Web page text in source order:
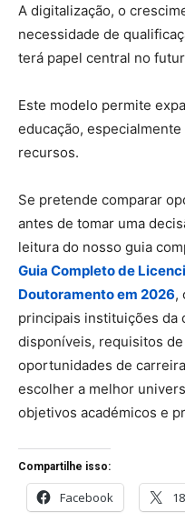
A digitalização, o
necessidade de
terá papel central no
Este modelo permite
educação,
recursos.
Se pretende comparar
antes de tomar uma
leitura do nosso guia
Guia Completo de
Doutoramento em 2026,
principais instituições da
disponíveis, requisitos
oportunidades de
escolher a melhor
objetivos académicos e
Compartilhe isso:
Facebook